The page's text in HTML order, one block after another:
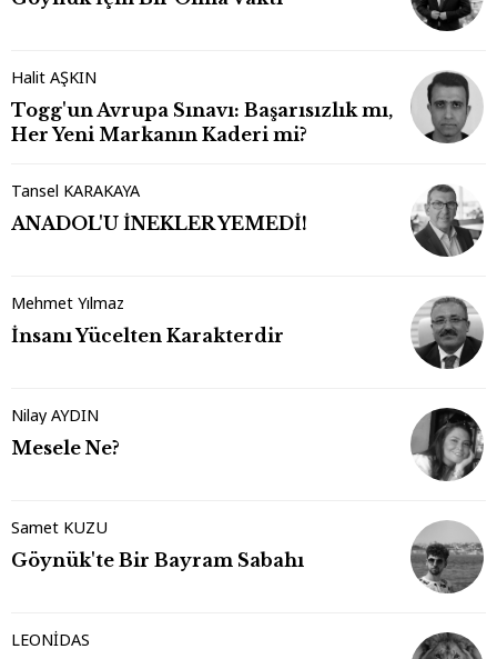
Halit AŞKIN
Togg'un Avrupa Sınavı: Başarısızlık mı,
Her Yeni Markanın Kaderi mi?
Tansel KARAKAYA
ANADOL'U İNEKLER YEMEDİ!
Mehmet Yılmaz
İnsanı Yücelten Karakterdir
Nilay AYDIN
Mesele Ne?
Samet KUZU
Göynük'te Bir Bayram Sabahı
LEONİDAS